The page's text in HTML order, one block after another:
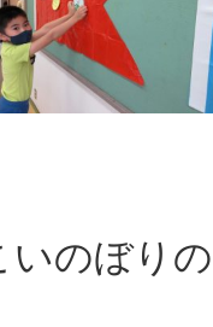
いのぼり